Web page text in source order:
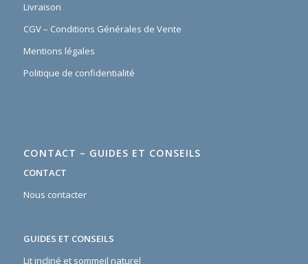
Livraison
CGV – Conditions Générales de Vente
Mentions légales
Politique de confidentialité
CONTACT – GUIDES ET CONSEILS
CONTACT
Nous contacter
GUIDES ET CONSEILS
Lit incliné et sommeil naturel